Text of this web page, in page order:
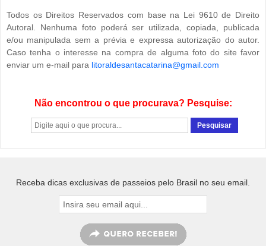
Todos os Direitos Reservados com base na Lei 9610 de Direito
Autoral. Nenhuma foto poderá ser utilizada, copiada, publicada
e/ou manipulada sem a prévia e expressa autorização do autor.
Caso tenha o interesse na compra de alguma foto do site favor
enviar um e-mail para litoraldesantacatarina@gmail.com
Não encontrou o que procurava? Pesquise:
Receba dicas exclusivas de passeios pelo Brasil no seu email.